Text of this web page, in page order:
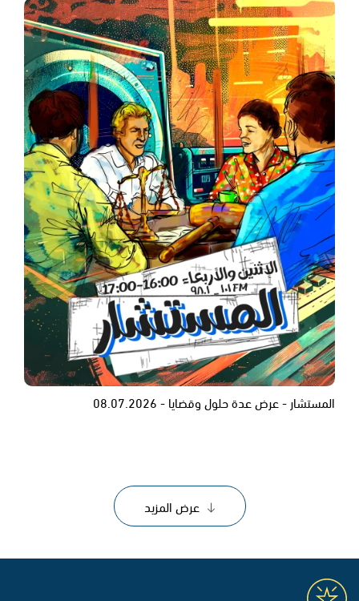
المستشار - عرض عدة حلول وقضايا - 08.07.2026
عرض المزيد